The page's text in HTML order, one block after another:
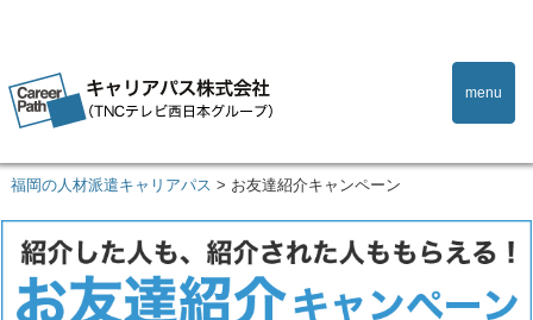
menu
福岡の人材派遣キャリアパス > お友達紹介キャンペーン